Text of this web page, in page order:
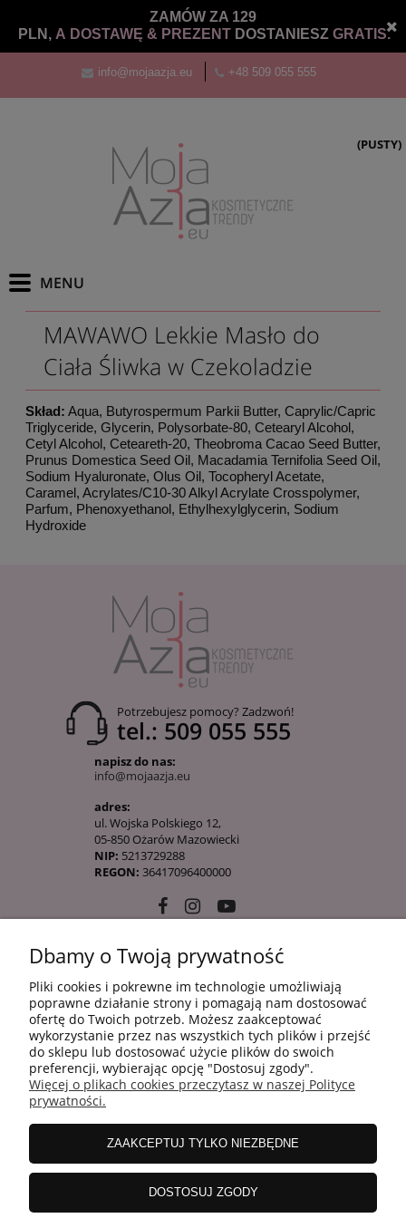
ZAMÓW ZA 129
PLN, A DOSTAWĘ & PREZENT DOSTANIESZ GRATIS.
info@mojaazja.eu +48 509 055 555
(PUSTY)
MAWAWO Lekkie Masło do
Ciała Śliwka w Czekoladzie
Skład: Aqua, Butyrospermum Parkii Butter, Caprylic/Capric
Triglyceride, Glycerin, Polysorbate-80, Cetearyl Alcohol,
Cetyl Alcohol, Ceteareth-20, Theobroma Cacao Seed Butter,
Prunus Domestica Seed Oil, Macadamia Ternifolia Seed Oil,
Sodium Hyaluronate, Olus Oil, Tocopheryl Acetate,
Caramel, Acrylates/C10-30 Alkyl Acrylate Crosspolymer,
Parfum, Phenoxyethanol, Ethylhexylglycerin, Sodium
Hydroxide
Potrzebujesz pomocy? Zadzwoń!
tel.: 509 055 555
napisz do nas:
info@mojaazja.eu
adres:
ul. Wojska Polskiego 12,
05-850 Ożarów Mazowiecki
NIP: 5213729288
REGON: 36417096400000
10 KROKÓW KOREAŃSKIEJ PIELĘGANCJI
INFORMACJE
ZAKUPY
MOJE KONTO
WSPÓŁPRACA
Dbamy o Twoją prywatność
Pliki cookies i pokrewne im technologie umożliwiają
poprawne działanie strony i pomagają nam dostosować
ofertę do Twoich potrzeb. Możesz zaakceptować
wykorzystanie przez nas wszystkich tych plików i przejść
do sklepu lub dostosować użycie plików do swoich
preferencji, wybierając opcję "Dostosuj zgody".
Więcej o plikach cookies przeczytasz w naszej Polityce
prywatności.
ZAAKCEPTUJ TYLKO NIEZBĘDNE
DOSTOSUJ ZGODY